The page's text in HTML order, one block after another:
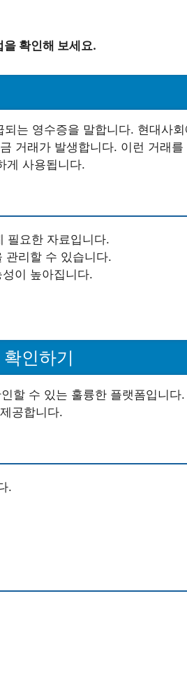
확인해 보세요.
는 영수증을 말합니다. 현대사회
거래가 발생합니다. 이런 거래를
게 사용됩니다.
필요한 자료입니다.
관리할 수 있습니다.
이 높아집니다.
인하기
할 수 있는 훌륭한 플랫폼입니다
공합니다.
.